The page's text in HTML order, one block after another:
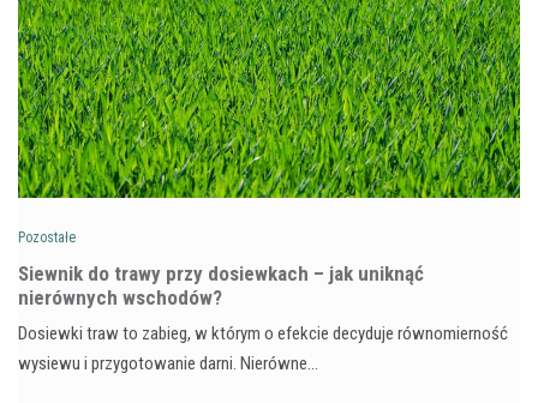
Pozostałe
Siewnik do trawy przy dosiewkach – jak uniknąć
nierównych wschodów?
Dosiewki traw to zabieg, w którym o efekcie decyduje równomierność
wysiewu i przygotowanie darni. Nierówne…